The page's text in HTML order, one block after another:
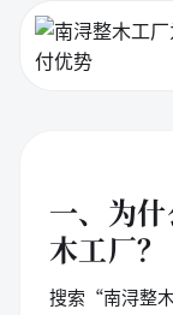
一、为
木工厂？
搜索“南浔整